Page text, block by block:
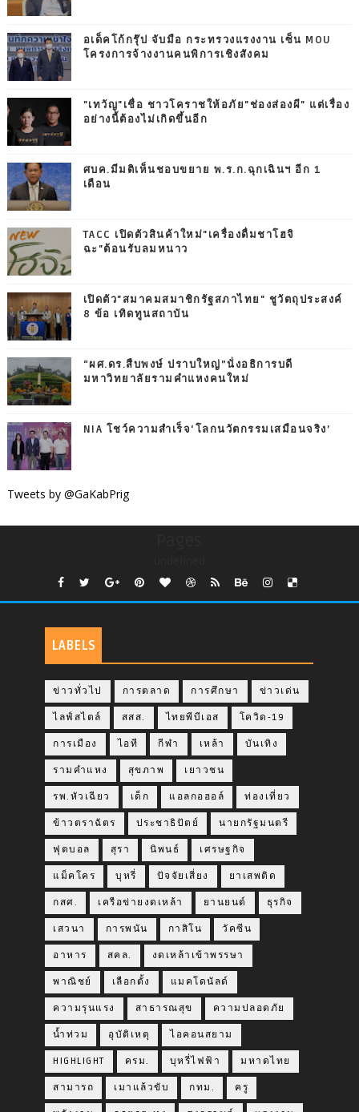
อเด็คโก้กรุ๊ป จับมือ กระทรวงแรงงาน เซ็น MOU
โครงการจ้างงานคนพิการเชิงสังคม
"เทวัญ"เชื่อ ชาวโคราชให้อภัย"ช่องส่องผี" แต่เรื่อง
อย่างนี้ต้องไม่เกิดขึ้นอีก
ศบค.มีมติเห็นชอบขยาย พ.ร.ก.ฉุกเฉินฯ อีก 1
เดือน
TACC เปิดตัวสินค้าใหม่"เครื่องดื่มชาโฮจิ
ฉะ"ต้อนรับลมหนาว
เปิดตัว"สมาคมสมาชิกรัฐสภาไทย" ชูวัตถุประสงค์
8 ข้อ เทิดทูนสถาบัน
“ผศ.ดร.สืบพงษ์ ปราบใหญ่”นั่งอธิการบดี
มหาวิทยาลัยรามคำแหงคนใหม่
NIA โชว์ความสำเร็จ‘โลกนวัตกรรมเสมือนจริง’
Tweets by @GaKabPrig
LABELS
ข่าวทั่วไป การตลาด การศึกษา ข่าวเด่น
ไลฟ์สไตล์ สสส. ไทยพีบีเอส โควิด-19
การเมือง ไอที กีฬา เหล้า บันเทิง
รามคำแหง สุขภาพ เยาวชน
รพ.หัวเฉียว เด็ก แอลกอฮอล์ ท่องเที่ยว
ข้าวตราฉัตร ประชาธิปัตย์ นายกรัฐมนตรี
ฟุตบอล สุรา นิพนธ์ เศรษฐกิจ
แม็คโคร บุหรี่ ปัจจัยเสี่ยง ยาเสพติด
กสศ. เครือข่ายงดเหล้า ยานยนต์ ธุรกิจ
เสวนา การพนัน กาสิโน วัคซีน
อาหาร สคล. งดเหล้าเข้าพรรษา
พาณิชย์ เลือกตั้ง แมคโดนัลด์
ความรุนแรง สาธารณสุข ความปลอดภัย
น้ำท่วม อุบัติเหตุ ไอคอนสยาม
HIGHLIGHT ครม. บุหรี่ไฟฟ้า มหาดไทย
สามารถ เมาแล้วขับ กทม. ครู